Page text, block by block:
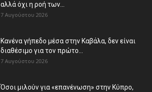
αλλά όχι η ροή των...
7 Αυγούστου 2026
Κανένα γήπεδο μέσα στην Καβάλα, δεν είναι
διαθέσιμο για τον πρώτο...
7 Αυγούστου 2026
Όσοι μιλούν για «επανένωση» στην Κύπρο,